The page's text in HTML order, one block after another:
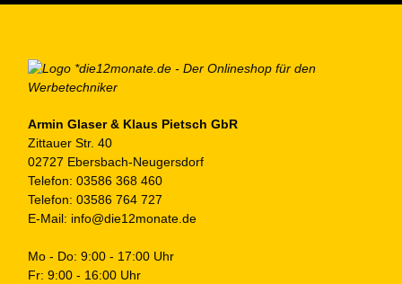
Armin Glaser & Klaus Pietsch GbR
Zittauer Str. 40
02727 Ebersbach-Neugersdorf
Telefon: 03586 368 460
Telefon: 03586 764 727
E-Mail: info@die12monate.de
Mo - Do: 9:00 - 17:00 Uhr
Fr: 9:00 - 16:00 Uhr